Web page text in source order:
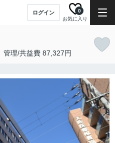
ログイン
お気に入り
0
管理/共益費 87,327円